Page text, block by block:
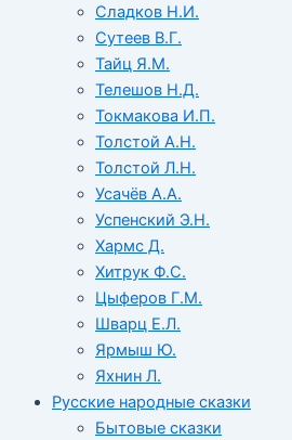
Сладков Н.И.
Сутеев В.Г.
Тайц Я.М.
Телешов Н.Д.
Токмакова И.П.
Толстой А.Н.
Толстой Л.Н.
Усачёв А.А.
Успенский Э.Н.
Хармс Д.
Хитрук Ф.С.
Цыферов Г.М.
Шварц Е.Л.
Ярмыш Ю.
Яхнин Л.
Русские народные сказки
Бытовые сказки